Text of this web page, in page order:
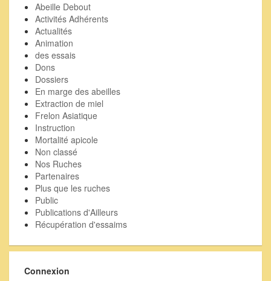
Abeille Debout
Activités Adhérents
Actualités
Animation
des essais
Dons
Dossiers
En marge des abeilles
Extraction de miel
Frelon Asiatique
Instruction
Mortalité apicole
Non classé
Nos Ruches
Partenaires
Plus que les ruches
Public
Publications d'Ailleurs
Récupération d'essaims
Connexion